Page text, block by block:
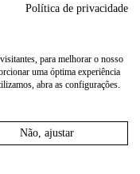
Política de privacidade
para melhorar o nosso
uma óptima experiência
abra as configurações.
Não, ajustar